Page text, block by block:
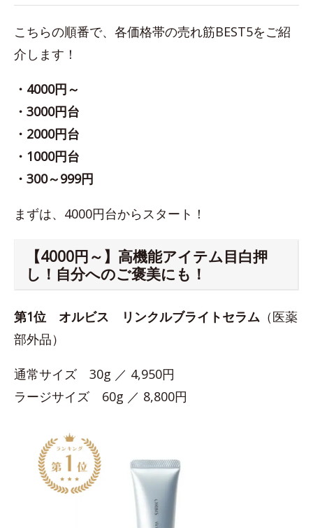
こちらの順番で、各価格帯の売れ筋BEST5をご紹
介します！
・4000円～
・3000円台
・2000円台
・1000円台
・300～999円
まずは、4000円台からスタート！
【4000円～】高機能アイテム目白押
し！自分へのご褒美にも！
第1位 オルビス リンクルブライトセラム （医薬
部外品）
通常サイズ 30g ／ 4,950円
ラージサイズ 60g ／ 8,800円